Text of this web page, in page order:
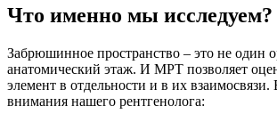
Что именно мы исследуем?
Забрюшинное пространство – это не один
анатомический этаж. И МРТ позволяет
элемент в отдельности и в их взаимосвязи.
внимания нашего рентгенолога: